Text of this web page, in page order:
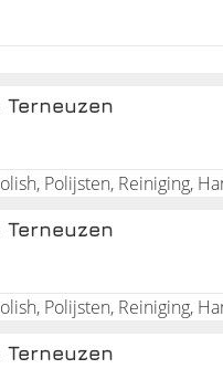
Terneuzen
Polijsten, Reiniging,
Terneuzen
Polijsten, Reiniging,
Terneuzen